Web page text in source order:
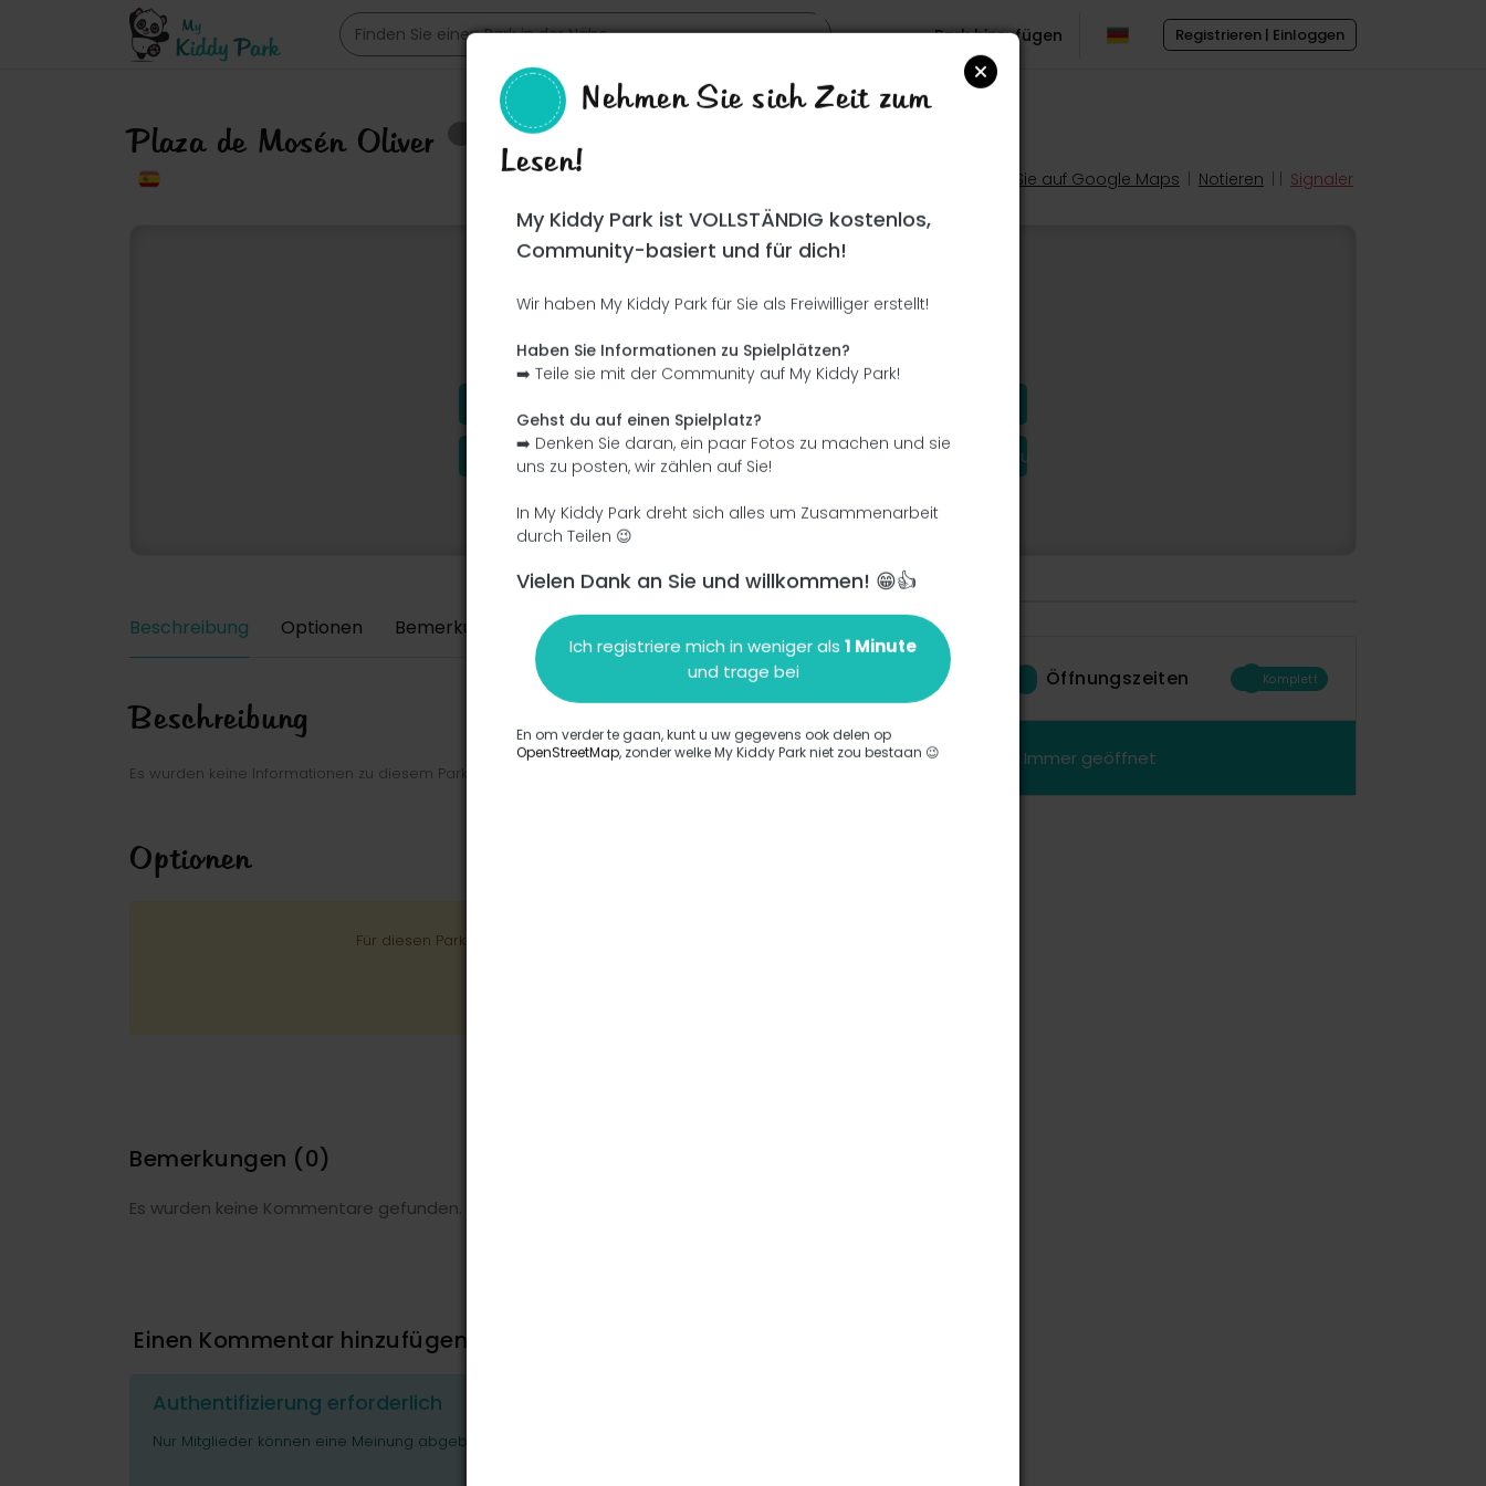
Registrieren | Einloggen
Park hinzufügen
Plaza de Mosén Oliver
Suchen Sie auf Google Maps Notieren Signaler
Ce parc n'a pas encore été visité ! À toi de jouer !
Soit l'aventurier qui découvre ce parc en premier !
Ich füge eine Beschreibung hinzu Ich füge die Ausrüstung hinzu
Beschreibung Optionen Bemerkungen Einen Kommentar hinzufügen
Beschreibung
Es wurden keine Informationen zu diesem Park eingegeben.
Optionen
Für diesen Park wurde keine Option eingegeben.
Bemerkungen (0)
Es wurden keine Kommentare gefunden.
Einen Kommentar hinzufügen
Authentifizierung erforderlich
Nur Mitglieder können eine Meinung abgeben oder Fragen stellen.
Öffnungszeiten Komplett
Immer geöffnet
Nehmen Sie sich Zeit zum
Lesen!
My Kiddy Park ist VOLLSTÄNDIG kostenlos,
Community-basiert und für dich!
Wir haben My Kiddy Park für Sie als Freiwilliger erstellt!
Haben Sie Informationen zu Spielplätzen?
➡️ Teile sie mit der Community auf My Kiddy Park!
Gehst du auf einen Spielplatz?
➡️ Denken Sie daran, ein paar Fotos zu machen und sie
uns zu posten, wir zählen auf Sie!
In My Kiddy Park dreht sich alles um Zusammenarbeit
durch Teilen 😉
Vielen Dank an Sie und willkommen! 😁👍
Ich registriere mich in weniger als 1 Minute
und trage bei
En om verder te gaan, kunt u uw gegevens ook delen op
OpenStreetMap, zonder welke My Kiddy Park niet zou bestaan 😉